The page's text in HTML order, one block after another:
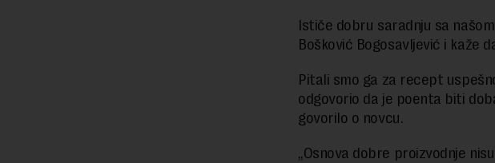
Ističe dobru saradnju sa
Bošković Bogosavljević i kaže
Pitali smo ga za recept
odgovorio da je poenta biti
govorilo o novcu.
„Osnova dobre proizvodnje